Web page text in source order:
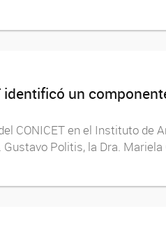
un
CONICET en el Instituto de
Politis, la Dra.